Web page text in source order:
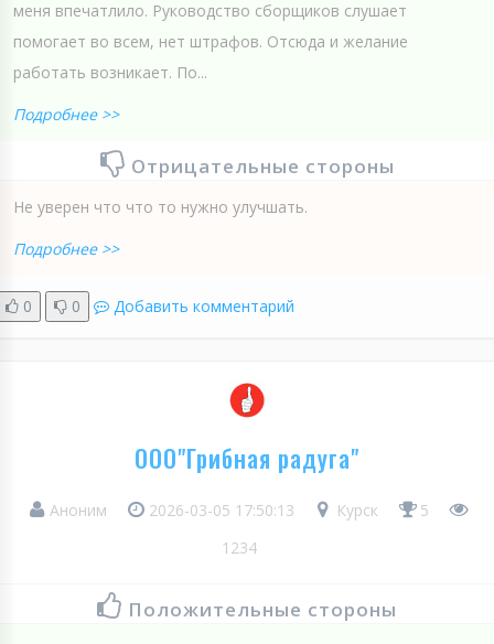
меня впечатлило. Руководство сборщиков слушает
помогает во всем, нет штрафов. Отсюда и желание
работать возникает. По...
Подробнее >>
Отрицательные стороны
Не уверен что что то нужно улучшать.
Подробнее >>
0 0 Добавить комментарий
ООО"Грибная радуга"
Аноним 2026-03-05 17:50:13 Курск
5
1234
Положительные стороны